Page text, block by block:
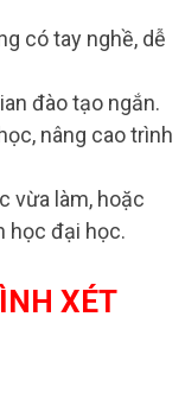
có tay nghề, dễ
đào tạo ngắn.
nâng cao trình
vừa làm, hoặc
học đại học.
XÉT